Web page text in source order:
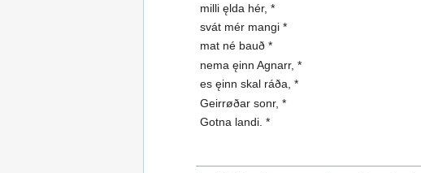
milli ęlda hér, *
svát mér mangi *
mat né bauð *
nema ęinn Agnarr, *
es ęinn skal ráða, *
Geirrøðar sonr, *
Gotna landi. *